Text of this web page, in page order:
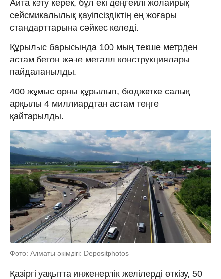
Айта кету керек, бұл екі деңгейлі жолайрық
сейсмикалылық қауіпсіздіктің ең жоғары
стандарттарына сәйкес келеді.
Құрылыс барысында 100 мың текше метрден
астам бетон және металл конструкциялары
пайдаланылды.
400 жұмыс орны құрылып, бюджетке салық
арқылы 4 миллиардтан астам теңге
қайтарылды.
Фото: Алматы әкімдігі: Depositphotos
Қазіргі уақытта инженерлік желілерді өткізу, 50